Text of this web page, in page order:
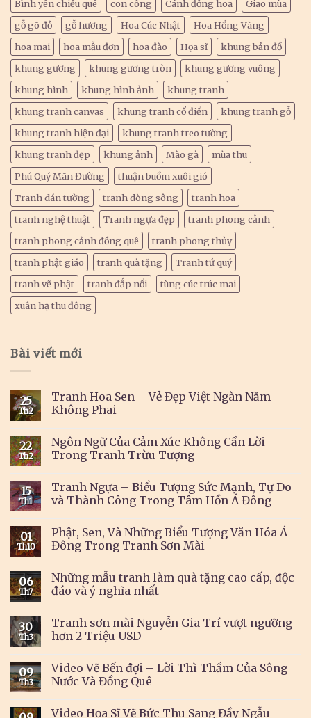
Bình yên chiều quê con công Cánh đồng hoa
Giao mùa
gỗ gõ đỏ
gỗ hương Hoa Cúc Nhật
Hoa Hồng Vàng
hoa mai
hoa mẫu đơn hoa đào Họa sĩ
khung bản đồ
khung gương
khung gương tròn
khung gương vuông
khung hình
khung hình ảnh
khung tranh
khung tranh canvas
khung tranh cổ điển
khung tranh gỗ
khung tranh hiện đại
khung tranh treo tường
khung tranh đẹp
khung ảnh Mào gà
mùa thu
Phú Quý Mãn Đường
thuận buồm xuôi gió
Tranh dán tường
tranh dòng sông
tranh hoa
tranh nghệ thuật
Tranh ngựa đẹp
tranh phong cảnh
tranh phong cảnh đồng quê
tranh phong thủy
tranh phật giáo
tranh quà tặng
Tranh tứ quý
tranh vẽ phật
tranh đắp nổi
tùng cúc trúc mai
xuân hạ thu đông
Bài viết mới
25
Th2
Tranh Hoa Sen – Vẻ Đẹp Việt Ngàn Năm
Không Phai
22
Th2
Ngôn Ngữ Của Cảm Xúc Không Cần Lời
Trong Tranh Trừu Tượng
15
Th1
Tranh Ngựa – Biểu Tượng Sức Mạnh, Tự Do
và Thành Công Trong Tâm Hồn Á Đông
01
Th10
Phật, Sen, Và Những Biểu Tượng Văn Hóa Á
Đông Trong Tranh Sơn Mài
06
Th7
Những mẫu tranh làm quà tặng cao cấp, độc
đáo và ý nghĩa nhất
30
Th3
Tranh sơn mài Nguyễn Gia Trí vượt ngưỡng
hơn 2 Triệu USD
09
Th3
Video Vẽ Bến đợi – Lời Thì Thầm Của Sông
Nước Và Đồng Quê
Video Họa Sĩ Vẽ Bức Thu Sang Đầy Ngẫu